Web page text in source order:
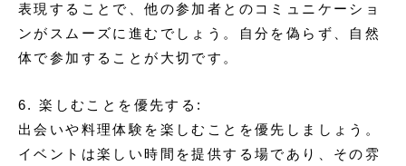
表現することで、他の参加者とのコミュニケーショ
ンがスムーズに進むでしょう。自分を偽らず、自然
体で参加することが大切です。
6. 楽しむことを優先する:
出会いや料理体験を楽しむことを優先しましょう。
イベントは楽しい時間を提供する場であり、その雰